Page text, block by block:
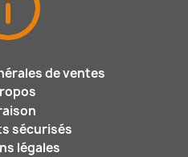
de ventes
sécurisés
légales